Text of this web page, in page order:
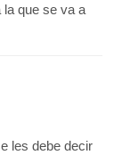
la que se va a
les debe decir